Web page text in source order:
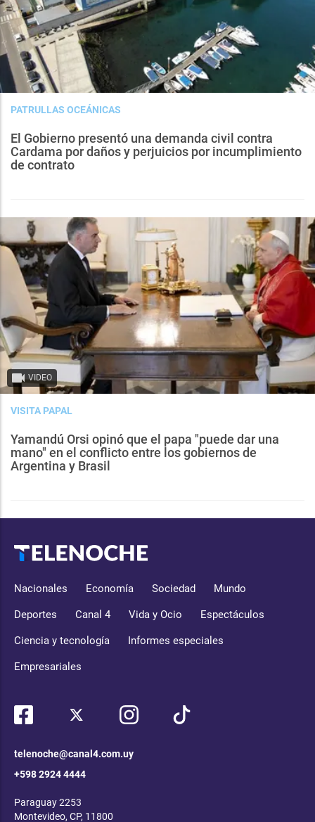
PATRULLAS OCEÁNICAS
El Gobierno presentó una demanda civil contra
Cardama por daños y perjuicios por incumplimiento
de contrato
VIDEO
VISITA PAPAL
Yamandú Orsi opinó que el papa "puede dar una
mano" en el conflicto entre los gobiernos de
Argentina y Brasil
Nacionales Economía Sociedad Mundo
Deportes Canal 4 Vida y Ocio Espectáculos
Ciencia y tecnología Informes especiales
Empresariales
telenoche@canal4.com.uy
+598 2924 4444
Paraguay 2253
Montevideo, CP, 11800